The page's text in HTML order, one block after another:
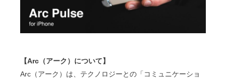
【Arc（アーク） について】
Arc（アーク）は、テクノロジーとの「コミュニケーショ